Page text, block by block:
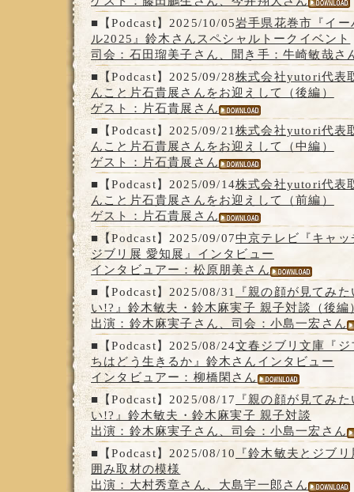
■【Podcast】2025/10/05岩手県花巻市『イ
ル2025』鈴木さんスペシャルトークイベント
司会：石田瑠美子さん、聞き手：牛崎敏哉さ
■【Podcast】2025/09/28株式会社yutori代表
んこと片石貴展さんをお迎えして（後編）
ゲスト：片石貴展さん
■【Podcast】2025/09/21 株式会社yutori代表
んこと片石貴展さんをお迎えして（中編）
ゲスト：片石貴展さん
■【Podcast】2025/09/14株式会社yutori代表
んこと片石貴展さんをお迎えして（前編）
ゲスト：片石貴展さん
■【Podcast】2025/09/07中京テレビ『キャ
ジブリ展 愛知展』インタビュー
インタビュアー：松原朋美さん
■【Podcast】2025/08/31
『親の顔が見てみ
い!?』鈴木敏夫・鈴木麻実子 親子対談（後編
出演：鈴木麻実子さん、司会：小島一宏さん
■【Podcast】2025/08/24文春ジブリ文庫『
ちはどう生きるか』鈴木さんインタビュー
インタビュアー：柳橋閑さん
■【Podcast】2025/08/17
『親の顔が見てみ
い!?』鈴木敏夫・鈴木麻実子 親子対談
出演：鈴木麻実子さん、司会：小島一宏さん
■【Podcast】2025/08/10
『鈴木敏夫とジブ
囲み取材の模様
出演：大村秀章さん、大島宇一郎さん